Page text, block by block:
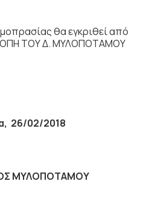
θα εγκριθεί από
ΤΟΥ Δ. ΜΥΛΟΠΟΤΑΜΟΥ
, 26/02/2018
ΜΥΛΟΠΟΤΑΜΟΥ